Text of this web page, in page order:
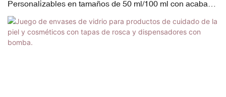
Personalizables en tamaños de 50 ml/100 ml con acabado
chapado en ABS/PP